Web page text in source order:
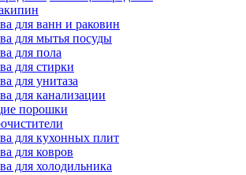
для ванн и раковин
для мытья посуды
для пола
для стирки
для унитаза
для канализации
порошки
для кухонных плит
для ковров
для холодильника